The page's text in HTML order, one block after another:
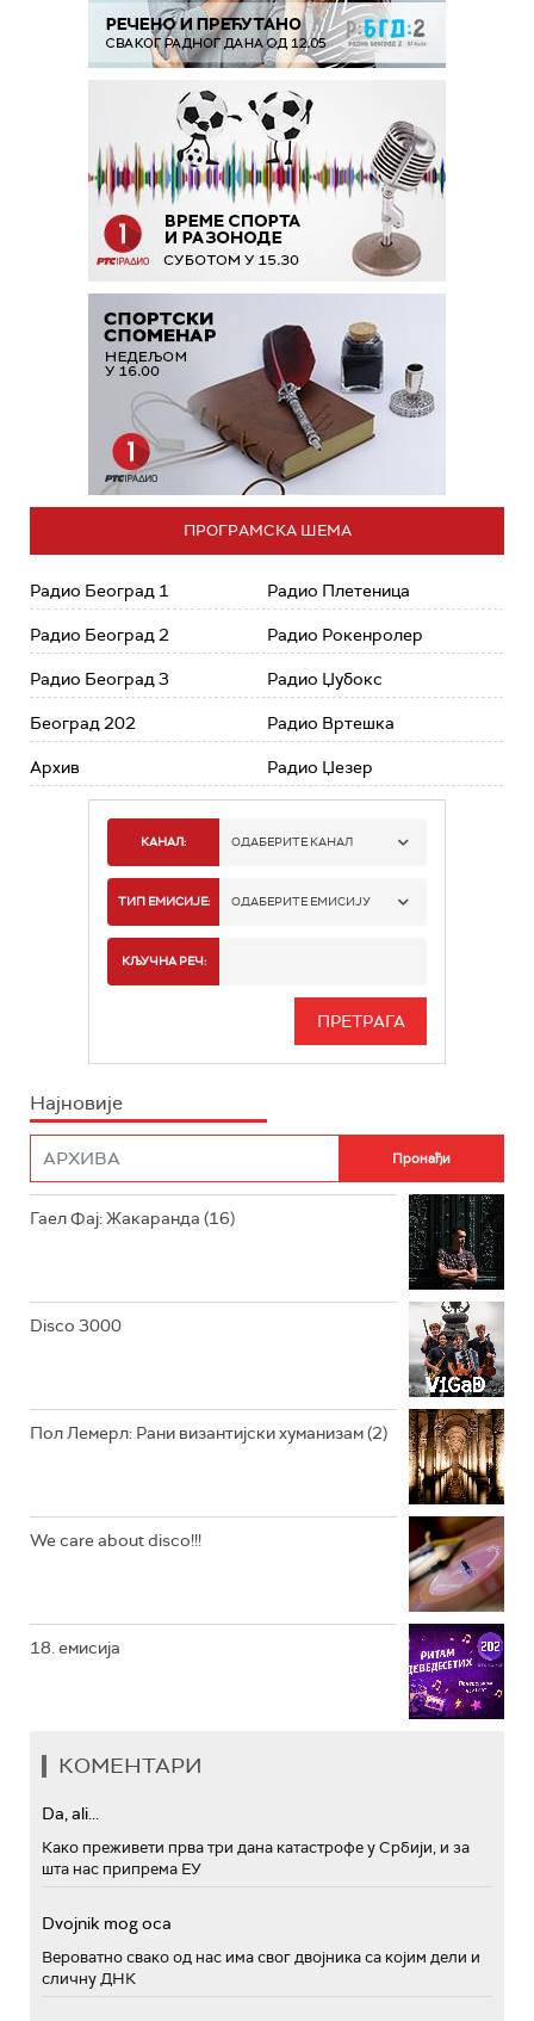
ПРОГРАМСКА ШЕМА
Радио Београд 1
Радио Београд 2
Радио Београд 3
Београд 202
Архив
Радио Плетеница
Радио Рокенролер
Радио Џубокс
Радио Вртешка
Радио Џезер
КАНАЛ: ОДАБЕРИТЕ КАНАЛ
РАДИО БЕОГРАД 1
РАДИО БЕОГРАД 3
РАДИО РОКЕНРОЛЕР
ТИП ЕМИСИЈЕ: ОДАБЕРИТЕ ЕМИСИЈУ
ИНФО
КЉУЧНА РЕЧ:
Најновије
Гаел Фај: Жакаранда (16)
Disco 3000
Пол Лемерл: Рани византијски хуманизам (2)
We care about disco!!!
18. емисија
КОМЕНТАРИ
Da, ali...
Како преживети прва три дана катастрофе у Србији, и за
шта нас припрема ЕУ
Dvojnik mog oca
Вероватно свако од нас има свог двојника са којим дели и
сличну ДНК